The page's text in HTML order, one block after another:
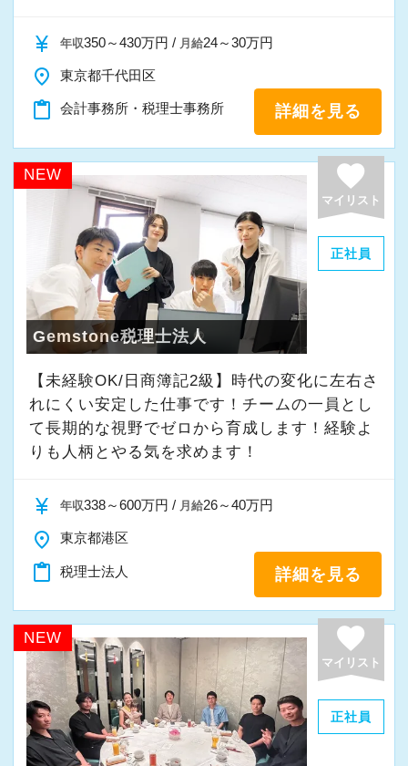
「まずはやってみる」
「新しいことにも前向きに挑戦してみる」
そんな姿勢をお持ちの方であれば、経験を活か
しながらさらに成長できる環境です。
一緒に学び、成長しながら、お客様のお役に立
てる仕事をしていきませんか。
★事務所の理念★
～事業の発展に寄与するために、公正で健全な
会計・税務を通じて、貢献できる価値を提供
し、人生豊かで幸せになるための力となること
～
当事務所では、経営者やそこで働く社員の皆さ
まがより良い未来を実現できるよう、日々業務
に取り組んでいます。
を感じながら、安心して長く働ける事務所であ
りたいと考えています。
私たちと一緒に成長しながら働いてみません
か。
ご応募をお待ちしております！
currency_yen 年収350～430万円 / 月給24～30万円
place 東京都千代田区
content_paste 会計事務所・税理士事務所 詳細を見る
NEW favorite
マイリスト
正社員
Gemstone税理士法人
【未経験OK/日商簿記2級】時代の変化に左右さ
れにくい安定した仕事です！チームの一員とし
て⻑期的な視野でゼロから育成します！経験よ
りも人柄とやる気を求めます！
currency_yen 年収338～600万円 / 月給26～40万円
place 東京都港区
content_paste 税理士法人 詳細を見る
NEW favorite
マイリスト
正社員